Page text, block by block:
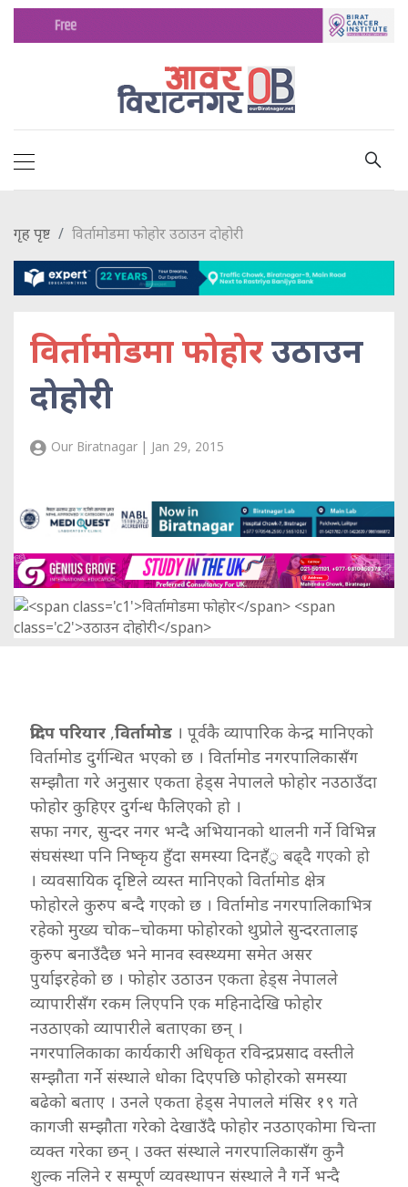
गृह पृष्ट विर्तामोडमा फोहोर उठाउन दोहोरी
विर्तामोडमा फोहोरउठाउन
दोहोरी
Our Biratnagar | Jan 29, 2015
प्रदिप परियार ,विर्तामोड । पूर्वकै व्यापारिक केन्द्र मानिएको
विर्तामोड दुर्गन्धित भएको छ । विर्तामोड नगरपालिकासँग
सम्झौता गरे अनुसार एकता हेड्स नेपालले फोहोर नउठाउँदा
फोहोर कुहिएर दुर्गन्ध फैलिएको हो ।
सफा नगर, सुन्दर नगर भन्दै अभियानको थालनी गर्ने विभिन्न
संघसंस्था पनि निष्कृय हुँदा समस्या दिनहँु बढ्दै गएको हो
। व्यवसायिक दृष्टिले व्यस्त मानिएको विर्तामोड क्षेत्र
फोहोरले कुरुप बन्दै गएको छ । विर्तामोड नगरपालिकाभित्र
रहेको मुख्य चोक–चोकमा फोहोरको थुप्रोले सुन्दरतालाइ
कुरुप बनाउँदैछ भने मानव स्वस्थ्यमा समेत असर
पुर्याइरहेको छ । फोहोर उठाउन एकता हेड्स नेपालले
व्यापारीसँग रकम लिएपनि एक महिनादेखि फोहोर
नउठाएको व्यापारीले बताएका छन् ।
नगरपालिकाका कार्यकारी अधिकृत रविन्द्रप्रसाद वस्तीले
सम्झौता गर्ने संस्थाले धोका दिएपछि फोहोरको समस्या
बढेको बताए । उनले एकता हेड्स नेपालले मंसिर १९ गते
कागजी सम्झौता गरेको देखाउँदै फोहोर नउठाएकोमा चिन्ता
व्यक्त गरेका छन् । उक्त संस्थाले नगरपालिकासँग कुनै
शुल्क नलिने र सम्पूर्ण व्यवस्थापन संस्थाले नै गर्ने भन्दै